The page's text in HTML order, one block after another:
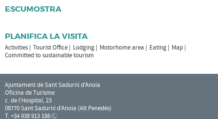
ESCUMOSTRA
PLANIFICA LA VISITA
Activities Tourist Office Lodging Motorhome area Eating
Map
Committed to sustainable tourism
Ajuntament de Sant Sadurní d'Anoia
Oficina de Turisme
c. de l'Hospital, 23
08770 Sant Sadurní d'Anoia (Alt Penedès)
T. +34 938 913 188